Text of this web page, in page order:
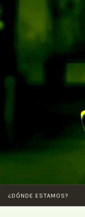
¿DÓNDE ESTAMOS?